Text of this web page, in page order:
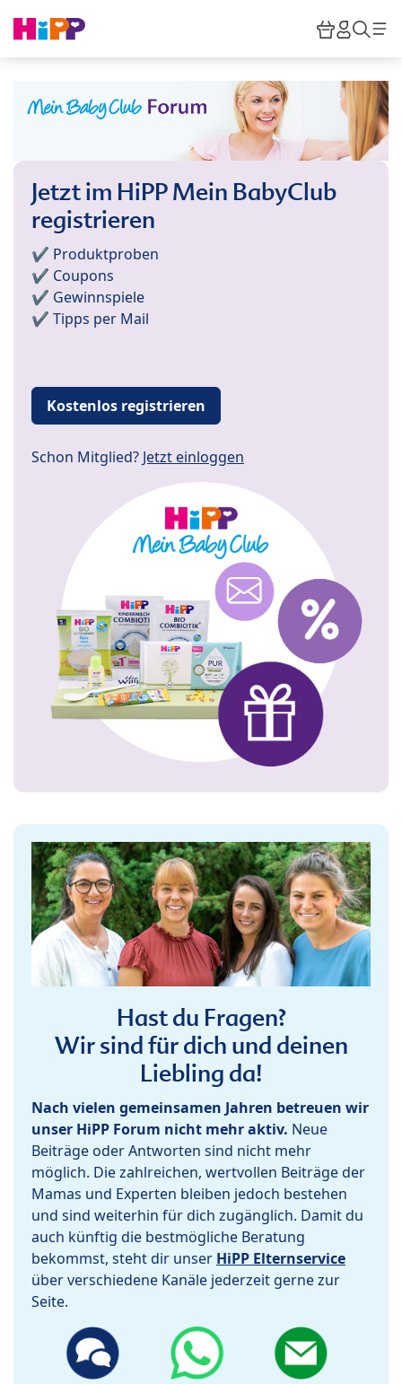
HiPP
Jetzt im HiPP Mein BabyClub
registrieren
✔️ Produktproben
✔️ Coupons
✔️ Gewinnspiele
✔️ Tipps per Mail
Kostenlos registrieren
Schon Mitglied? Jetzt einloggen
Hast du Fragen?
Wir sind für dich und deinen
Liebling da!
Nach vielen gemeinsamen Jahren betreuen wir
unser HiPP Forum nicht mehr aktiv. Neue
Beiträge oder Antworten sind nicht mehr
möglich. Die zahlreichen, wertvollen Beiträge der
Mamas und Experten bleiben jedoch bestehen
und sind weiterhin für dich zugänglich. Damit du
auch künftig die bestmögliche Beratung
bekommst, steht dir unser HiPP Elternservice
über verschiedene Kanäle jederzeit gerne zur
Seite.